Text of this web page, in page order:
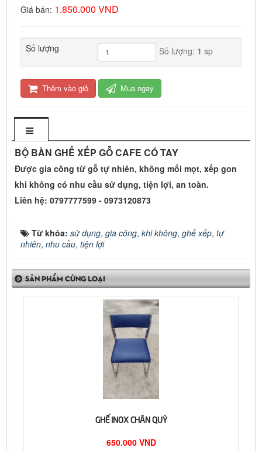
Giá bán: 1.850.000 VND
Số lượng Số lượng: 1 sp
Thêm vào giỏ Mua ngay
BỘ BÀN GHẾ XẾP GỖ CAFE CÓ TAY
Được gia công từ gỗ tự nhiên, không mối mọt, xếp gon
khi không có nhu cầu sử dụng, tiện lợi, an toàn.
Liên hệ: 0797777599 - 0973120873
Từ khóa: sử dụng, gia công, khi không, ghế xếp, tự
nhiên, nhu cầu, tiện lợi
SẢN PHẨM CÙNG LOẠI
GHẾ INOX CHÂN QUỲ
650.000 VND